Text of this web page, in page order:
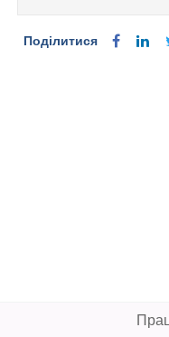
Поділитися